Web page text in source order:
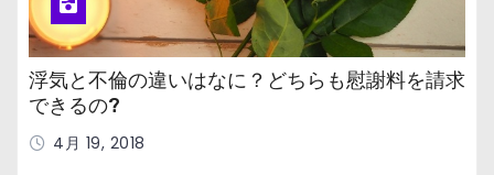
浮気と不倫の違いはなに？どちらも慰謝料を請求
できるの?
4月 19, 2018